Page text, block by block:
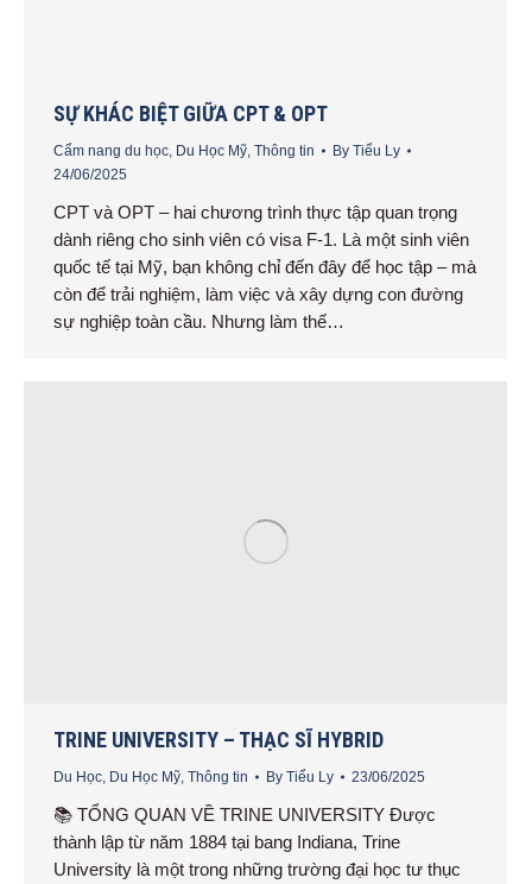
SỰ KHÁC BIỆT GIỮA CPT & OPT
Cẩm nang du học, Du Học Mỹ, Thông tin By Tiểu Ly
24/06/2025
CPT và OPT – hai chương trình thực tập quan trọng
dành riêng cho sinh viên có visa F-1. Là một sinh viên
quốc tế tại Mỹ, bạn không chỉ đến đây để học tập – mà
còn để trải nghiệm, làm việc và xây dựng con đường
sự nghiệp toàn cầu. Nhưng làm thế…
TRINE UNIVERSITY – THẠC SĨ HYBRID
Du Học, Du Học Mỹ, Thông tin By Tiểu Ly 23/06/2025
📚 TỔNG QUAN VỀ TRINE UNIVERSITY Được
thành lập từ năm 1884 tại bang Indiana, Trine
University là một trong những trường đại học tư thục